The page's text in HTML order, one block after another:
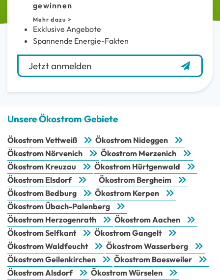
gewinnen
Mehr dazu >
Exklusive Angebote
Spannende Energie-Fakten
Jetzt anmelden
Unsere Ökostrom Gebiete
Ökostrom Vettweiß
Ökostrom Nideggen
Ökostrom Nörvenich
Ökostrom Merzenich
Ökostrom Kreuzau
Ökostrom Hürtgenwald
Ökostrom Elsdorf
Ökostrom Bergheim
Ökostrom Bedburg
Ökostrom Kerpen
Ökostrom Übach-Palenberg
Ökostrom Herzogenrath
Ökostrom Aachen
Ökostrom Selfkant
Ökostrom Gangelt
Ökostrom Waldfeucht
Ökostrom Wasserberg
Ökostrom Geilenkirchen
Ökostrom Baesweiler
Ökostrom Alsdorf
Ökostrom Würselen